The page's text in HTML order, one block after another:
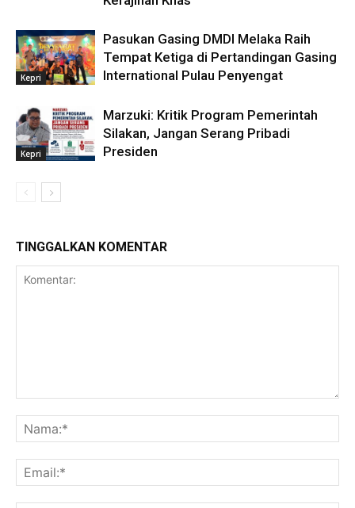
Kepri
Pasukan Gasing DMDI Melaka Raih
Tempat Ketiga di Pertandingan Gasing
International Pulau Penyengat
Kepri
Marzuki: Kritik Program Pemerintah
Silakan, Jangan Serang Pribadi
Presiden
TINGGALKAN KOMENTAR